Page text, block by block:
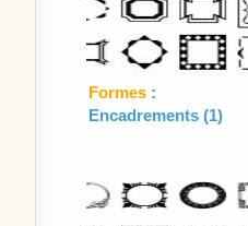
Formes :
Encadrements (1)